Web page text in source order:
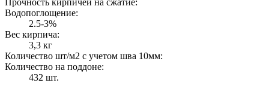
Прочность кирпичей на сжатие:
Водопоглощение:
2.5-3%
Вес кирпича:
3,3 кг
Количество шт/м2 с учетом шва 10мм:
Количество на поддоне:
432 шт.